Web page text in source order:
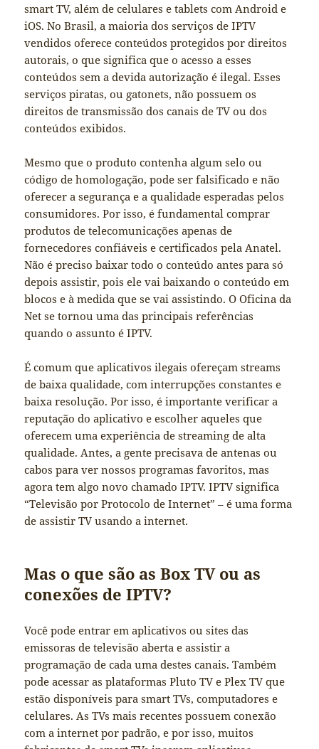
smart TV, além de celulares e tablets com Android e
iOS. No Brasil, a maioria dos serviços de IPTV
vendidos oferece conteúdos protegidos por direitos
autorais, o que significa que o acesso a esses
conteúdos sem a devida autorização é ilegal. Esses
serviços piratas, ou gatonets, não possuem os
direitos de transmissão dos canais de TV ou dos
conteúdos exibidos.
Mesmo que o produto contenha algum selo ou
código de homologação, pode ser falsificado e não
oferecer a segurança e a qualidade esperadas pelos
consumidores. Por isso, é fundamental comprar
produtos de telecomunicações apenas de
fornecedores confiáveis e certificados pela Anatel.
Não é preciso baixar todo o conteúdo antes para só
depois assistir, pois ele vai baixando o conteúdo em
blocos e à medida que se vai assistindo. O Oficina da
Net se tornou uma das principais referências
quando o assunto é IPTV.
É comum que aplicativos ilegais ofereçam streams
de baixa qualidade, com interrupções constantes e
baixa resolução. Por isso, é importante verificar a
reputação do aplicativo e escolher aqueles que
oferecem uma experiência de streaming de alta
qualidade. Antes, a gente precisava de antenas ou
cabos para ver nossos programas favoritos, mas
agora tem algo novo chamado IPTV. IPTV significa
“Televisão por Protocolo de Internet” – é uma forma
de assistir TV usando a internet.
Mas o que são as Box TV ou as
conexões de IPTV?
Você pode entrar em aplicativos ou sites das
emissoras de televisão aberta e assistir a
programação de cada uma destes canais. Também
pode acessar as plataformas Pluto TV e Plex TV que
estão disponíveis para smart TVs, computadores e
celulares. As TVs mais recentes possuem conexão
com a internet por padrão, e por isso, muitos